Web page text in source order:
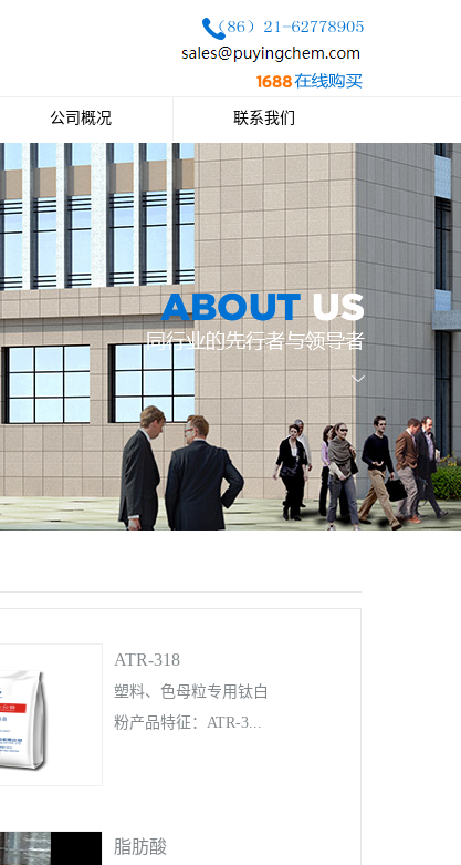
公司概况
公司简介
企业文化
公司荣誉
联系我们
联系方式
ATR-318
塑料、色母粒专用钛白
粉产品特征：ATR-3...
处理及疏水型有机硅处
脂肪酸